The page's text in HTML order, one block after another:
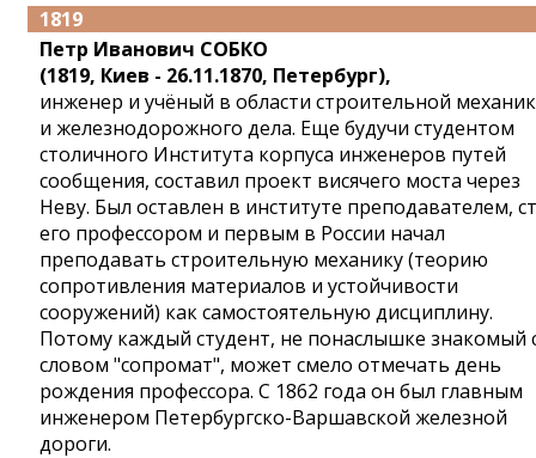
1819
Петр Иванович СОБКО
(1819, Киев - 26.11.1870, Петербург),
инженер и учёный в области строительной
и железнодорожного дела. Еще будучи студентом
столичного Института корпуса инженеров путей
сообщения, составил проект висячего моста через
Неву. Был оставлен в институте преподавателем,
его профессором и первым в России начал
преподавать строительную механику (теорию
сопротивления материалов и устойчивости
сооружений) как самостоятельную дисциплину.
Потому каждый студент, не понаслышке знакомый
словом "сопромат", может смело отмечать день
рождения профессора. С 1862 года он был главным
инженером Петербургско-Варшавской железной
дороги.